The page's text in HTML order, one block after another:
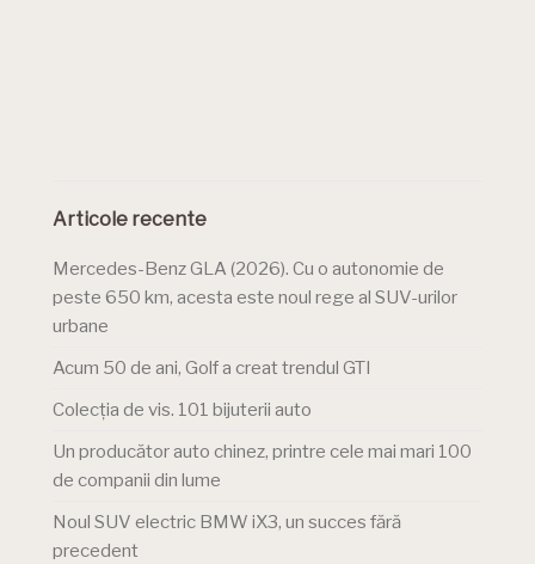
Articole recente
Mercedes-Benz GLA (2026). Cu o autonomie de
peste 650 km, acesta este noul rege al SUV-urilor
urbane
Acum 50 de ani, Golf a creat trendul GTI
Colecția de vis. 101 bijuterii auto
Un producător auto chinez, printre cele mai mari 100
de companii din lume
Noul SUV electric BMW iX3, un succes fără
precedent